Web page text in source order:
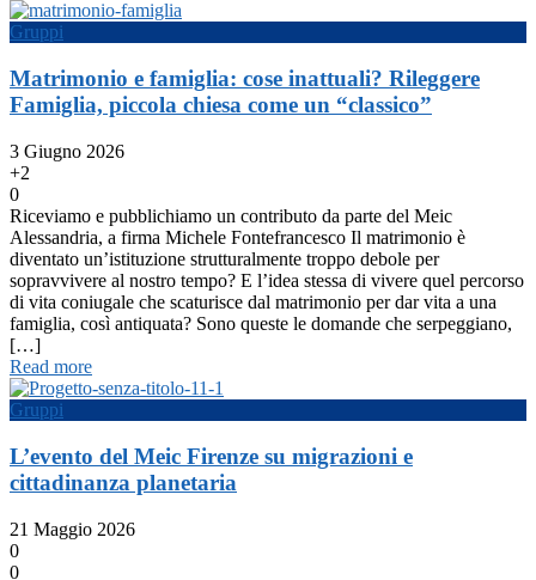
Gruppi
Matrimonio e famiglia: cose inattuali? Rileggere
Famiglia, piccola chiesa come un “classico”
3 Giugno 2026
+2
0
Riceviamo e pubblichiamo un contributo da parte del Meic
Alessandria, a firma Michele Fontefrancesco Il matrimonio è
diventato un’istituzione strutturalmente troppo debole per
sopravvivere al nostro tempo? E l’idea stessa di vivere quel percorso
di vita coniugale che scaturisce dal matrimonio per dar vita a una
famiglia, così antiquata? Sono queste le domande che serpeggiano,
[…]
Read more
Gruppi
L’evento del Meic Firenze su migrazioni e
cittadinanza planetaria
21 Maggio 2026
0
0